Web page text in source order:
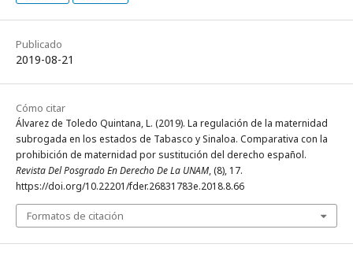
Publicado
2019-08-21
Cómo citar
Álvarez de Toledo Quintana, L. (2019). La regulación de la maternidad
subrogada en los estados de Tabasco y Sinaloa. Comparativa con la
prohibición de maternidad por sustitución del derecho español.
Revista Del Posgrado En Derecho De La UNAM, (8), 17.
https://doi.org/10.22201/fder.26831783e.2018.8.66
Formatos de citación